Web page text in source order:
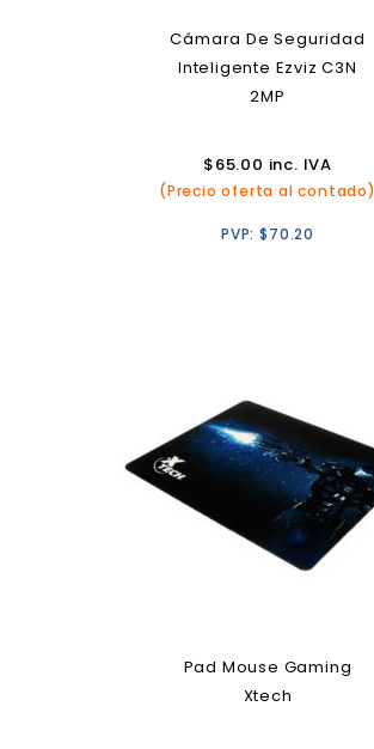
Cámara De Seguridad
Inteligente Ezviz C3N
2MP
$65.00 inc. IVA
(Precio oferta al contado)
PVP:$70.20
Pad Mouse Gaming
Xtech